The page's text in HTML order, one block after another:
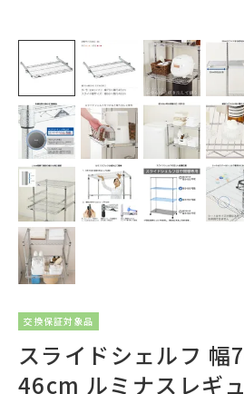
交換保証対象品
スライドシェルフ
46cm ルミナスレギ